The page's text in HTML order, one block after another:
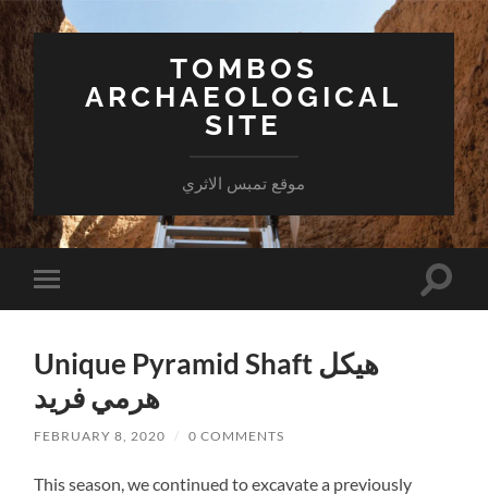
TOMBOS
ARCHAEOLOGICAL
SITE
موقع تمبس الاثري
Toggle
mobile
Toggle
Unique Pyramid Shaft هيكل
هرمي فريد
FEBRUARY 8, 2020 / 0 COMMENTS
This season, we continued to excavate a previously